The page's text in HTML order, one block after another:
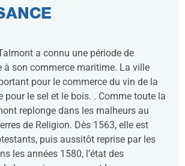
a connu une période de
à son commerce maritime. La ville
pour le commerce du vin de la
pour le sel et le bois. . Comme toute la
replonge dans les malheurs au
de Religion. Dès 1563, elle est
puis aussitôt reprise par les
les années 1580, l’état des